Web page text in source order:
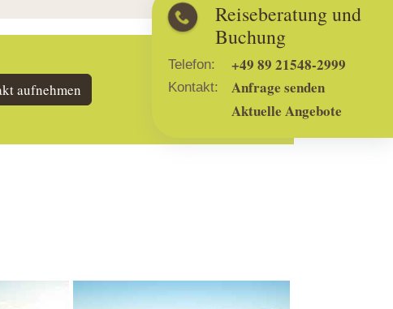
Reiseberatung und
Buchung
Telefon: +49 89 21548-2999
Kontakt:
Anfrage senden
Aktuelle Angebote
aufnehmen
Show larger version